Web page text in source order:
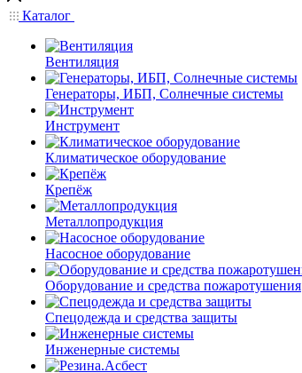
Каталог
Вентиляция
Генераторы, ИБП, Солнечные системы
Инструмент
Климатическое оборудование
Крепёж
Металлопродукция
Насосное оборудование
Оборудование и средства пожаротушения
Спецодежда и средства защиты
Инженерные системы